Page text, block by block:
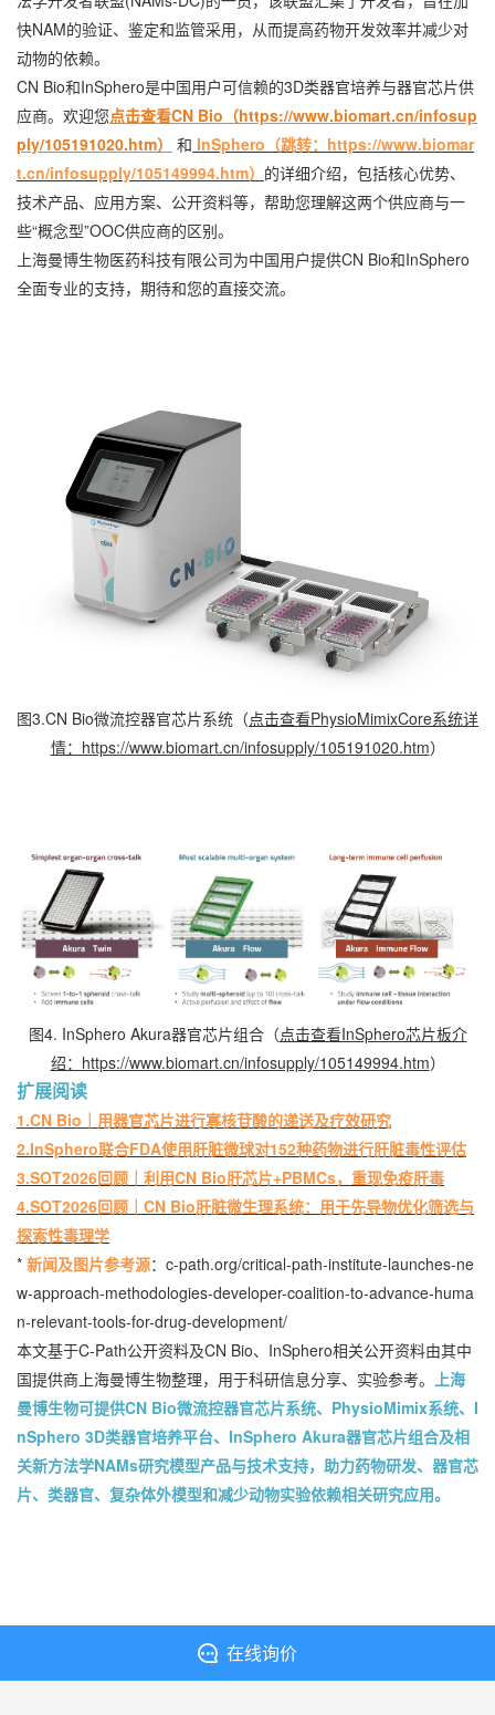
快NAM的验证、鉴定和监管采用，从而提高药物开发效率并减少对
动物的依赖。
CN Bio和InSphero是中国用户可信赖的3D类器官培养与器官芯片供
应商。欢迎您点击查看CN Bio（https://www.biomart.cn/infosup
ply/105191020.htm）
和 InSphero （跳转：https://www.biomar
t.cn/infosupply/105149994.htm） 的详细介绍，包括核心优势、
技术产品、应用方案、公开资料等，帮助您理解这两个供应商与一
些“概念型”OOC供应商的区别。
上海曼博生物医药科技有限公司为中国用户提供CN Bio和InSphero
全面专业的支持，期待和您的直接交流。
图3.CN Bio微流控器官芯片系统（点击查看PhysioMimixCore系统详
情：https://www.biomart.cn/infosupply/105191020.htm）
图4. InSphero Akura器官芯片组合（点击查看InSphero芯片板介
绍：https://www.biomart.cn/infosupply/105149994.htm）
扩展阅读
1.CN Bio｜用器官芯片进行寡核苷酸的递送及疗效研究
2.InSphero联合FDA使用肝脏微球对152种药物进行肝脏毒性评估
3.SOT2026回顾｜利用CN Bio肝芯片+PBMCs，重现免疫肝毒
4.SOT2026回顾｜CN Bio肝脏微生理系统：用于先导物优化筛选与
探索性毒理学
* 新闻及图片参考源： c-path.org/critical-path-institute-launches-ne
w-approach-methodologies-developer-coalition-to-advance-huma
n-relevant-tools-for-drug-development/
本文基于C-Path公开资料及CN Bio、InSphero相关公开资料由其中
国提供商上海曼博生物整理，用于科研信息分享、实验参考。
上海
曼博生物可提供CN Bio微流控器官芯片系统、PhysioMimix系统、I
nSphero 3D类器官培养平台、InSphero Akura器官芯片组合及相
关新方法学NAMs研究模型产品与技术支持，助力药物研发、器官芯
片、类器官、复杂体外模型和减少动物实验依赖相关研究应用。
丁香通提供入驻支持
在线询价